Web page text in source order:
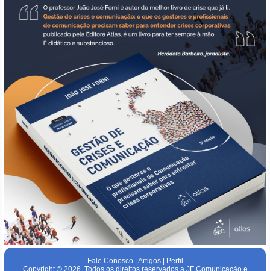
Fale Conosco| Artigos| Perfil
Copyright © 2026. Todos os direitos reservados a JF Comunicação e